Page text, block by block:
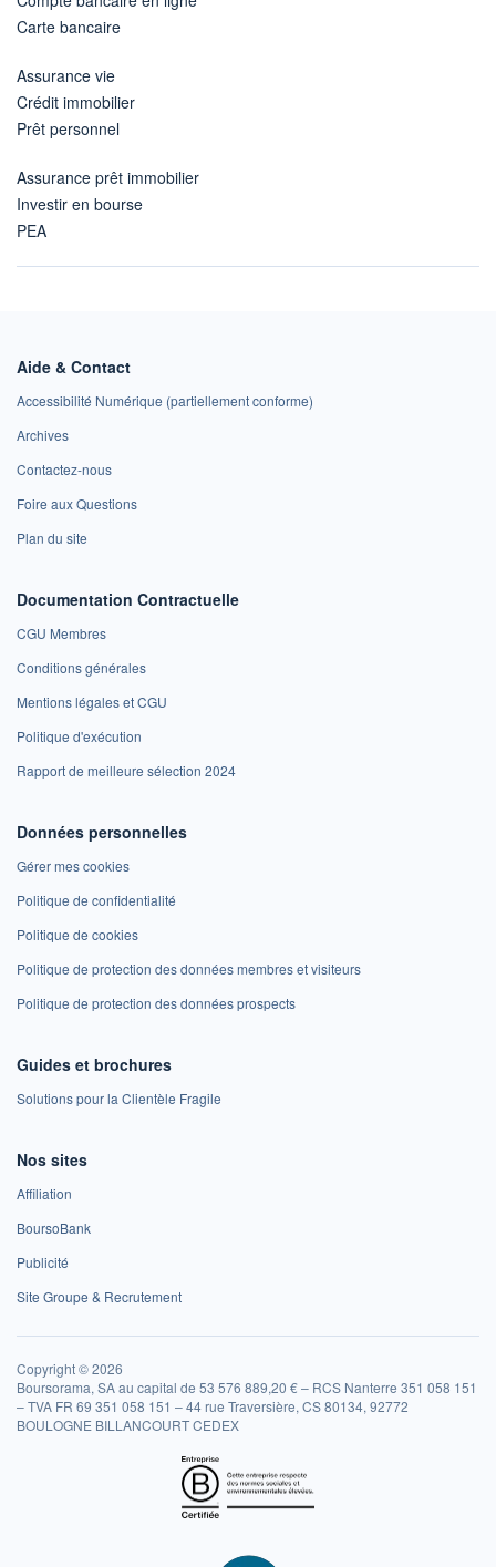
Carte bancaire
Assurance vie
Crédit immobilier
Prêt personnel
Assurance prêt immobilier
Investir en bourse
PEA
Aide & Contact
Accessibilité Numérique (partiellement conforme)
Archives
Contactez-nous
Foire aux Questions
Plan du site
Documentation Contractuelle
CGU Membres
Conditions générales
Mentions légales et CGU
Politique d'exécution
Rapport de meilleure sélection 2024
Données personnelles
Gérer mes cookies
Politique de confidentialité
Politique de cookies
Politique de protection des données membres et visiteurs
Politique de protection des données prospects
Guides et brochures
Solutions pour la Clientèle Fragile
Nos sites
Affiliation
BoursoBank
Publicité
Site Groupe & Recrutement
Copyright © 2026
Boursorama, SA au capital de 53 576 889,20 € – RCS Nanterre 351 058 151
– TVA FR 69 351 058 151 – 44 rue Traversière, CS 80134, 92772
BOULOGNE BILLANCOURT CEDEX